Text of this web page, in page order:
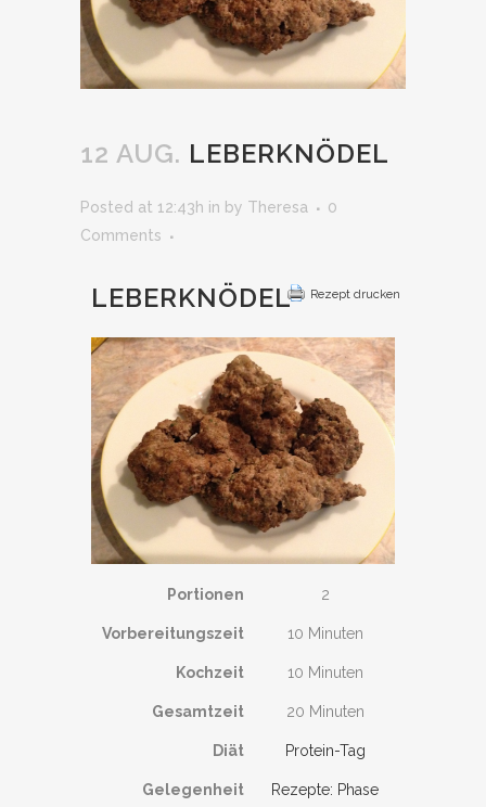
12 AUG. LEBERKNÖDEL
Posted at 12:43h in by Theresa
0
Comments
LEBERKNÖDEL Rezept drucken
Portionen 2
Vorbereitungszeit 10 Minuten
Kochzeit 10 Minuten
Gesamtzeit 20 Minuten
Diät Protein-Tag
Gelegenheit
Rezepte: Phase